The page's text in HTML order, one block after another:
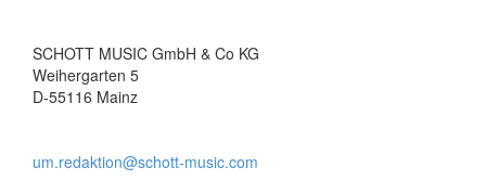
SCHOTT MUSIC GmbH & Co KG
Weihergarten 5
D-55116 Mainz
um.redaktion@schott-music.com